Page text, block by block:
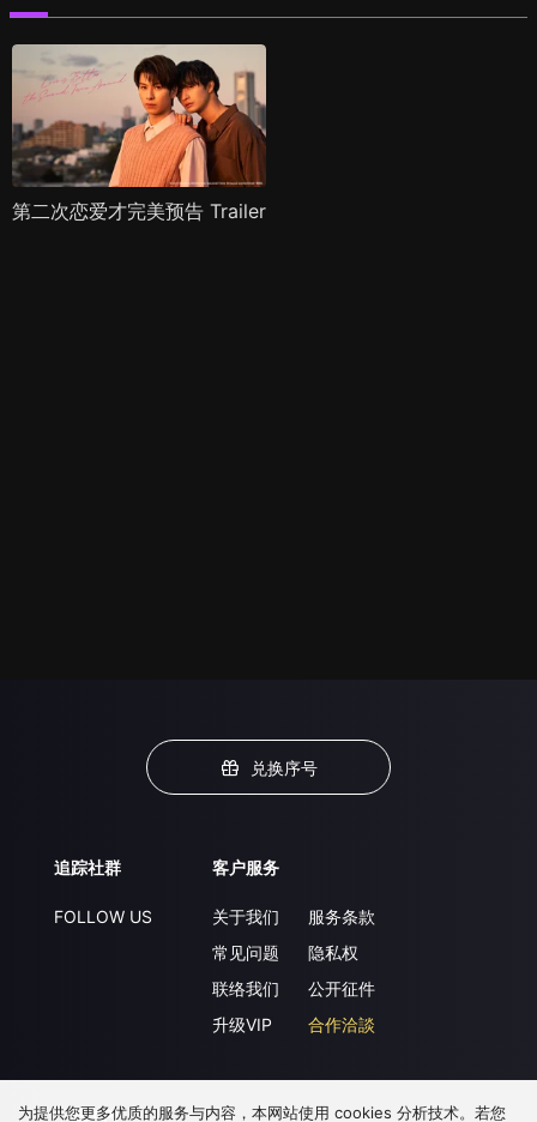
第二次恋爱才完美预告 Trailer
兑换序号
追踪社群
FOLLOW US
客户服务
关于我们
常见问题
联络我们
升级VIP
服务条款
隐私权
公开征件
合作洽談
下载 APP
为提供您更多优质的服务与内容，本网站使用 cookies 分析技术。若您